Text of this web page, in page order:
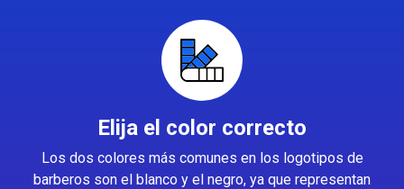
Elija el color correcto
Los dos colores más comunes en los logotipos de
barberos son el blanco y el negro, ya que representan